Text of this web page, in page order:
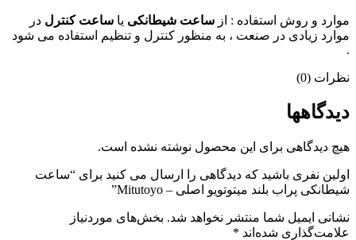
موارد و روش استفاده : از ساعت شیطانکی یا ساعت کنترل در
موارد زیادی در صنعت ، به منظور کنترل و تنظیم استفاده می شود
.
نظرات (0)
دیدگاهها
هیچ دیدگاهی برای این محصول نوشته نشده است.
اولین نفری باشید که دیدگاهی را ارسال می کنید برای “ساعت
شیطانکی پراب بلند میتوتویو اصلی – Mitutoyo”
نشانی ایمیل شما منتشر نخواهد شد. بخش‌های موردنیاز
علامت‌گذاری شده‌اند *